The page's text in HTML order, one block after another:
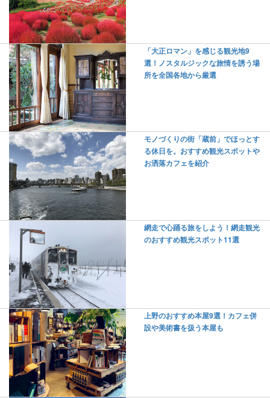
「大正ロマン」を感じる観光地9
選！ノスタルジックな旅情を誘う場
所を全国各地から厳選
モノづくりの街「蔵前」でほっとす
る休日を。おすすめ観光スポットや
お洒落カフェを紹介
網走で心踊る旅をしよう！網走観光
のおすすめ観光スポット11選
上野のおすすめ本屋9選！カフェ併
設や美術書を扱う本屋も